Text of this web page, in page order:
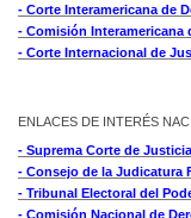
- Corte Interamericana de
- Comisión Interamericana
- Corte Internacional de
ENLACES DE INTERÉS
- Suprema Corte de
- Consejo de la Judicatura
- Tribunal Electoral del
- Comisión Nacional de